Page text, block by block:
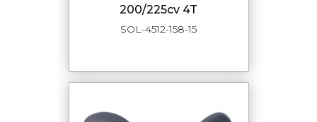
200/225cv 4T
SOL-4512-158-15